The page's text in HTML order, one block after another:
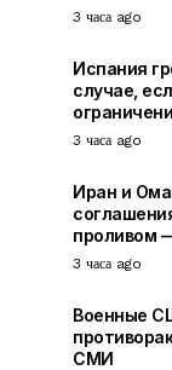
3 часа ago
Испания
случае,
3 часа ago
Иран и
проливом
3 часа ago
Военные
СМИ